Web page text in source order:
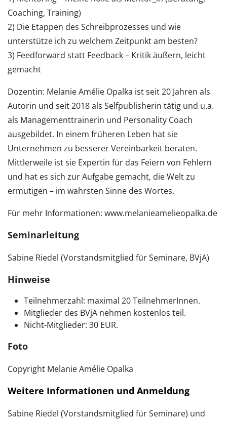
Coaching, Training)
2) Die Etappen des Schreibprozesses und wie
unterstütze ich zu welchem Zeitpunkt am besten?
3) Feedforward statt Feedback – Kritik äußern, leicht
gemacht
Dozentin: Melanie Amélie Opalka ist seit 20 Jahren als
Autorin und seit 2018 als Selfpublisherin tätig und u.a.
als Managementtrainerin und Personality Coach
ausgebildet. In einem früheren Leben hat sie
Unternehmen zu besserer Vereinbarkeit beraten.
Mittlerweile ist sie Expertin für das Feiern von Fehlern
und hat es sich zur Aufgabe gemacht, die Welt zu
ermutigen – im wahrsten Sinne des Wortes.
Für mehr Informationen: www.melanieamelieopalka.de
Seminarleitung
Sabine Riedel (Vorstandsmitglied für Seminare, BVjA)
Hinweise
Teilnehmerzahl: maximal 20 TeilnehmerInnen.
Mitglieder des BVjA nehmen kostenlos teil.
Nicht-Mitglieder: 30 EUR.
Foto
Copyright Melanie Amélie Opalka
Weitere Informationen und Anmeldung
Sabine Riedel (Vorstandsmitglied für Seminare) und